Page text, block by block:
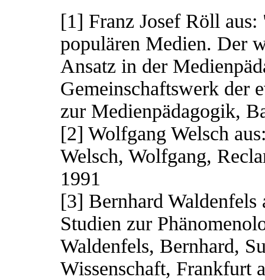
[1] Franz Josef Röll
populären Medien. Der
Ansatz in der
Gemeinschaftswerk der
zur Medienpädagogik,
[2] Wolfgang Welsch
Welsch, Wolfgang,
1991
[3] Bernhard Waldenfels
Studien zur
Waldenfels, Bernhard,
Wissenschaft, Frankfurt